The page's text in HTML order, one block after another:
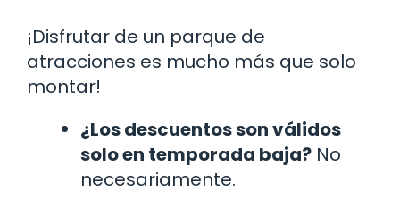
¡Disfrutar de un parque de
atracciones es mucho más que solo
montar!
¿Los descuentos son válidos
solo en temporada baja? No
necesariamente.